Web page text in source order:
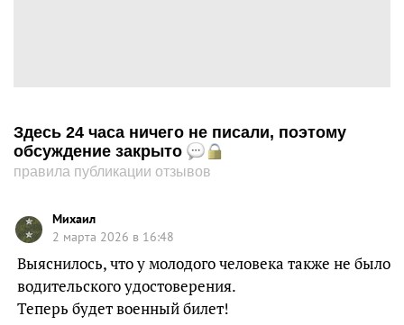
Здесь 24 часа ничего не писали, поэтому
обсуждение закрыто
правила публикации отзывов
Михаил
2 марта 2026 в 16:48
Выяснилось, что у молодого человека также не было
водительского удостоверения.
Теперь будет военный билет!